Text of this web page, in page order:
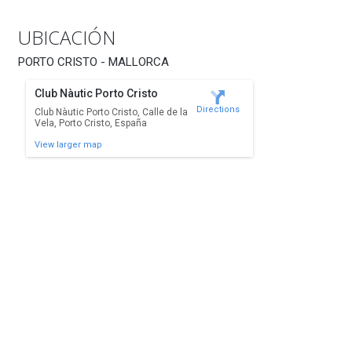
UBICACIÓN
PORTO CRISTO - MALLORCA
Club Nàutic Porto Cristo
Club Nàutic Porto Cristo, Calle de la
Vela, Porto Cristo, España
View larger map
Directions